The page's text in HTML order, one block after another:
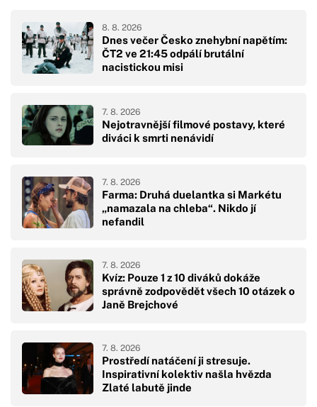
Dnes večer Česko znehybní napětím:
ČT2 ve 21:45 odpálí brutální
nacistickou misi
8. 8. 2026
Nejotravnější filmové postavy, které
diváci k smrti nenávidí
7. 8. 2026
Farma: Druhá duelantka si Markétu
„namazala na chleba“. Nikdo jí
nefandil
7. 8. 2026
Kvíz: Pouze 1 z 10 diváků dokáže
správně zodpovědět všech 10 otázek o
Janě Brejchové
7. 8. 2026
Prostředí natáčení ji stresuje.
Inspirativní kolektiv našla hvězda
Zlaté labutě jinde
7. 8. 2026